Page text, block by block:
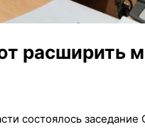
расширить
состоялось